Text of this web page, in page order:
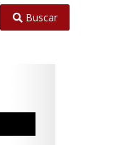
Buscar